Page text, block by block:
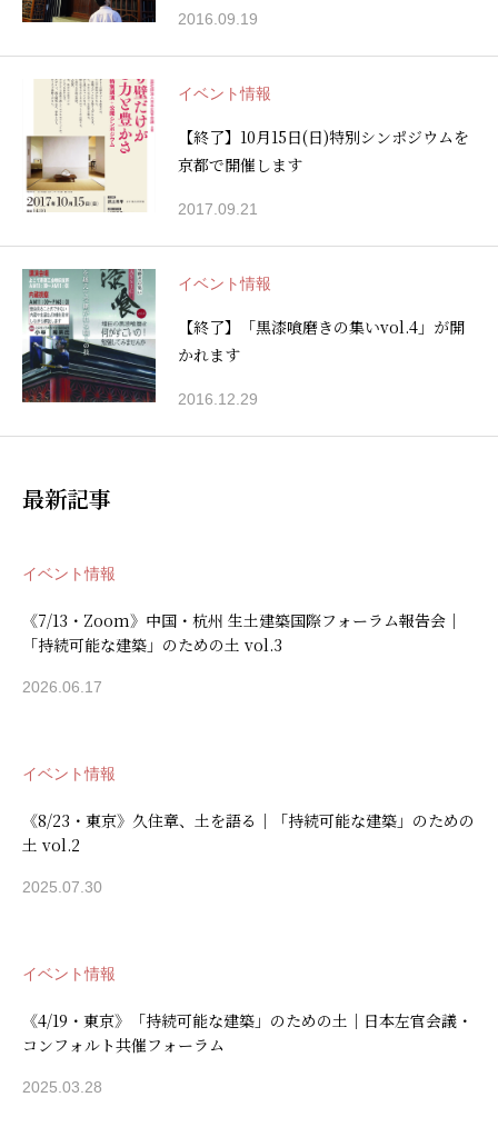
2016.09.19
イベント情報
【終了】10月15日(日)特別シンポジウムを
京都で開催します
2017.09.21
イベント情報
【終了】「黒漆喰磨きの集いvol.4」が開
かれます
2016.12.29
最新記事
イベント情報
《7/13・Zoom》中国・杭州 生土建築国際フォーラム報告会｜
「持続可能な建築」のための土 vol.3
2026.06.17
イベント情報
《8/23・東京》久住章、土を語る｜「持続可能な建築」のための
土 vol.2
2025.07.30
イベント情報
《4/19・東京》「持続可能な建築」のための土｜日本左官会議・
コンフォルト共催フォーラム
2025.03.28